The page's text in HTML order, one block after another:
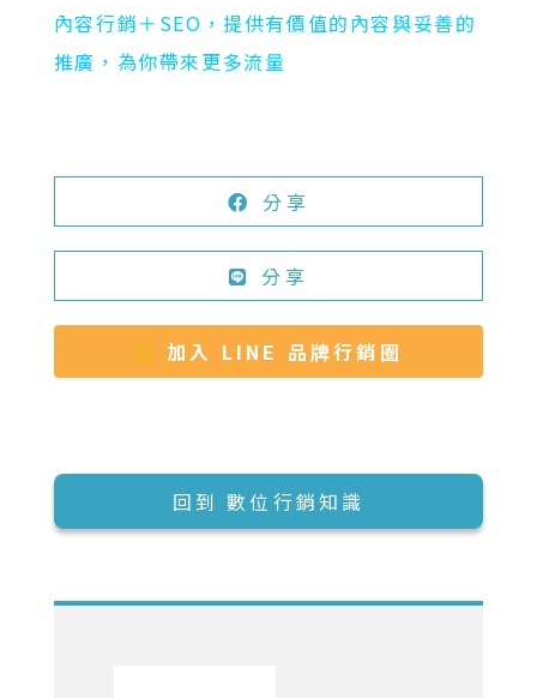
內容行銷＋SEO，提供有價值的內容與妥善的
推廣，為你帶來更多流量
分享
分享
加入 LINE 品牌行銷圈
回到 數位行銷知識